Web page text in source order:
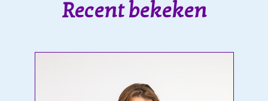
Recent bekeken